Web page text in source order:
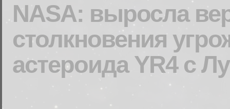
NASA: выросла
столкновения
астероида YR4 с